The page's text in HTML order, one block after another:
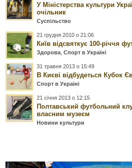
У Міністерства культури
очільник
Суспільство
21 грудня 2010 о 21:06
Київ відсвяткує 100-річчя
Здорова ,Спорт в Україні
31 травня 2013 о 15:49
В Києві відбудеться Кубок
Спорт в Україні
21 січня 2013 о 12:15
Полтавський футбольний
власним музеєм
Новини культури